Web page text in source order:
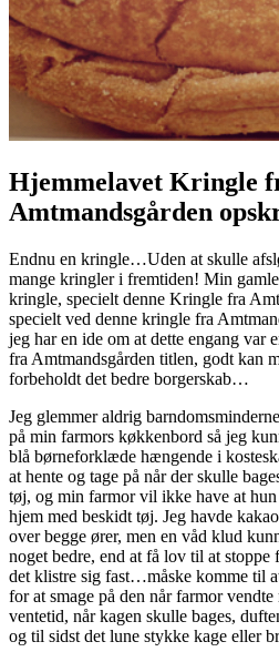
Hjemmelavet Kringle
Amtmandsgården
Endnu en kringle…Uden at skulle
mange kringler i fremtiden! Min
kringle, specielt denne Kringle fra
specielt ved denne kringle fra
jeg har en ide om at dette engang var
fra Amtmandsgården titlen, godt kan
forbeholdt det bedre borgerskab…
Jeg glemmer aldrig
på min farmors køkkenbord så jeg
blå børneforklæde hængende i
at hente og tage på når der skulle
tøj, og min farmor vil ikke have at
hjem med beskidt tøj. Jeg havde
over begge ører, men en våd klud
noget bedre, end at få lov til at
det klistre sig fast…måske komme til
for at smage på den når farmor
ventetid, når kagen skulle bages,
og til sidst det lune stykke kage eller